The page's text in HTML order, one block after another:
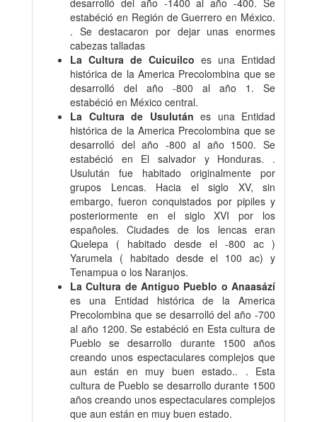
desarrolló del año -1400 al año -400. Se
estabéció en Región de Guerrero en México.
. Se destacaron por dejar unas enormes
cabezas talladas
La Cultura de Cuicuilco es una Entidad
histórica de la America Precolombina que se
desarrolló del año -800 al año 1. Se
estabéció en México central.
La Cultura de Usulután es una Entidad
histórica de la America Precolombina que se
desarrolló del año -800 al año 1500. Se
estabéció en El salvador y Honduras. .
Usulután fue habitado originalmente por
grupos Lencas. Hacia el siglo XV, sin
embargo, fueron conquistados por pipiles y
posteriormente en el siglo XVI por los
españoles. Ciudades de los lencas eran
Quelepa ( habitado desde el -800 ac )
Yarumela ( habitado desde el 100 ac) y
Tenampua o los Naranjos.
La Cultura de Antiguo Pueblo o Anaasází
es una Entidad histórica de la America
Precolombina que se desarrolló del año -700
al año 1200. Se estabéció en Esta cultura de
Pueblo se desarrollo durante 1500 años
creando unos espectaculares complejos que
aun están en muy buen estado.. . Esta
cultura de Pueblo se desarrollo durante 1500
años creando unos espectaculares complejos
que aun están en muy buen estado.